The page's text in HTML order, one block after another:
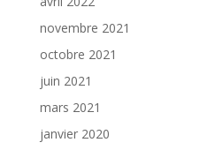
novembre 2021
octobre 2021
juin 2021
mars 2021
janvier 2020